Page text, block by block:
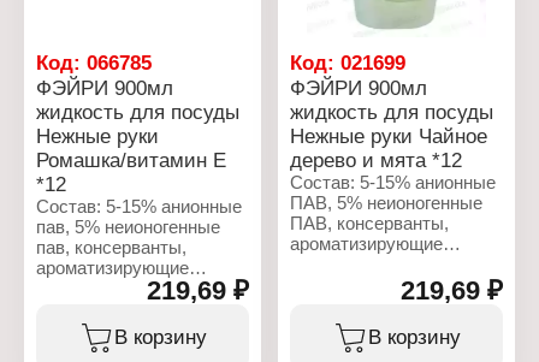
Код: 066785
ФЭЙРИ 900мл
жидкость для посуды
Нежные руки
Ромашка/витамин Е
*12
Состав: 5-15% анионные
пав, 5% неионогенные
пав, консерванты,
ароматизирующие
добавки, гераниол.
Характеристики:
Производитель: Procter
219,69 ₽
В корзину
Код:021699
ФЭЙРИ 900мл
жидкость для посуды
Нежные руки Чайное
дерево и мята *12
Состав: 5-15% анионные
ПАВ, 5% неионогенные
ПАВ, консерванты,
ароматизирующие
Характеристики:
Производитель: Procter
& Gamble
219,69 ₽
В корзину